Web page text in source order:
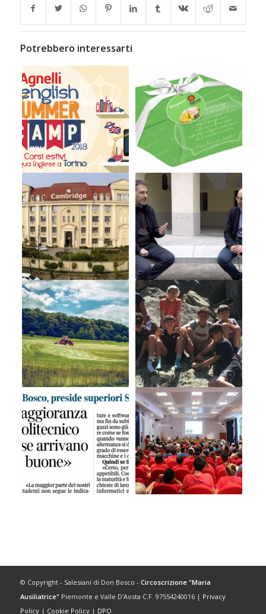
Potrebbero interessarti
© Copyright - Salesiani di Don Bosco - Circoscrizione "Maria
Ausiliatrice" Piemonte e Valle D'Aosta C.F. 97554240016 | Privacy
Policy| Cookie Policy| DPO